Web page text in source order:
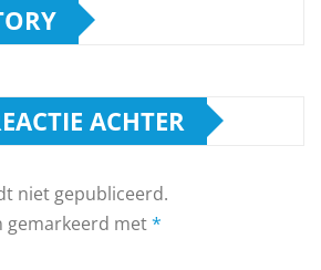
ACHTER
niet gepubliceerd.
gemarkeerd met*